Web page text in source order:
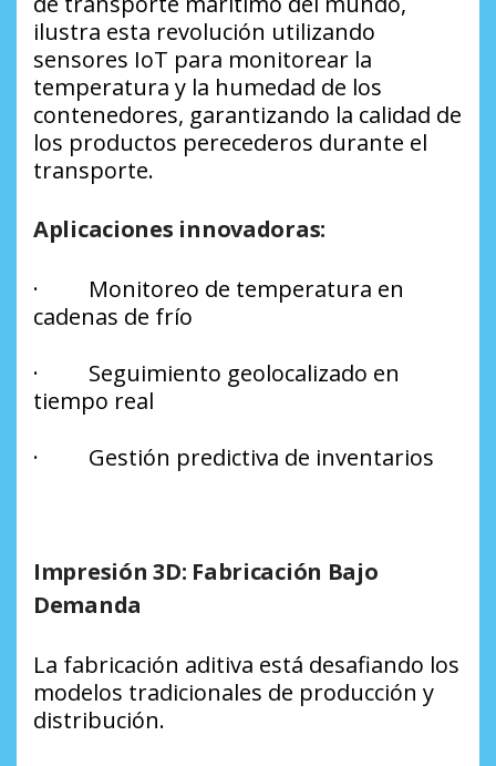
ilustra esta revolución utilizando
sensores IoT para monitorear la
temperatura y la humedad de los
contenedores, garantizando la calidad de
los productos perecederos durante el
transporte.
Aplicaciones innovadoras:
· Monitoreo de temperatura en
cadenas de frío
· Seguimiento geolocalizado en
tiempo real
· Gestión predictiva de inventarios
Impresión 3D: Fabricación Bajo
Demanda
La fabricación aditiva está desafiando los
modelos tradicionales de producción y
distribución.